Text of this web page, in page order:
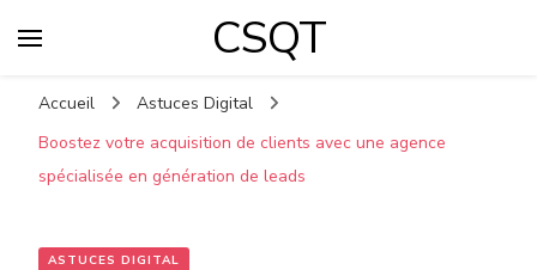
CSQT
Accueil
Astuces Digital
Boostez votre acquisition de clients avec une agence
spécialisée en génération de leads
ASTUCES DIGITAL